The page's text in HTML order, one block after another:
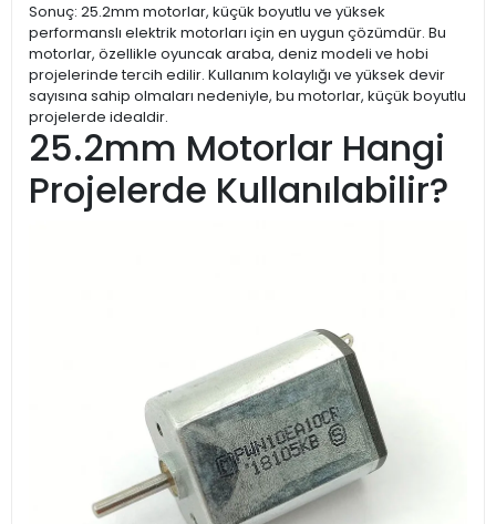
Sonuç: 25.2mm motorlar, küçük boyutlu ve yüksek
performanslı elektrik motorları için en uygun çözümdür. Bu
motorlar, özellikle oyuncak araba, deniz modeli ve hobi
projelerinde tercih edilir. Kullanım kolaylığı ve yüksek devir
sayısına sahip olmaları nedeniyle, bu motorlar, küçük boyutlu
projelerde idealdir.
25.2mm Motorlar Hangi
Projelerde Kullanılabilir?